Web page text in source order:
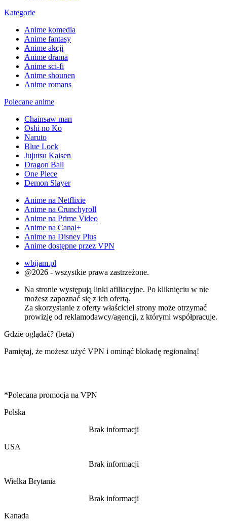
Kategorie
Anime komedia
Anime fantasy
Anime akcji
Anime drama
Anime sci-fi
Anime shounen
Anime romans
Polecane anime
Chainsaw man
Oshi no Ko
Naruto
Blue Lock
Jujutsu Kaisen
Dragon Ball
One Piece
Demon Slayer
Anime na Netflixie
Anime na Crunchyroll
Anime na Prime Video
Anime na Canal+
Anime na Disney Plus
Anime dostępne przez VPN
wbijam.pl
@2026 - wszystkie prawa zastrzeżone.
Na stronie występują linki afiliacyjne. Po kliknięciu w nie
możesz zapoznać się z ich ofertą.
Za skorzystanie z oferty właściciel strony może otrzymać
prowizję od reklamodawcy/agencji, z którymi współpracuje.
Gdzie oglądać? (beta)
Pamiętaj, że możesz użyć VPN i ominąć blokadę regionalną!
*Polecana promocja na VPN
Polska
Brak informacji
USA
Brak informacji
Wielka Brytania
Brak informacji
Kanada